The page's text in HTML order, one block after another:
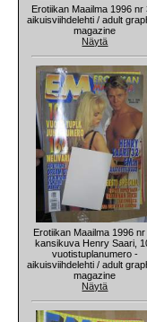
Erotiikan Maailma 1996 nr
aikuisviihdelehti / adult
magazine
Näytä
Erotiikan Maailma 1996 nr
kansikuva Henry Saari,
vuotistuplanumero -
aikuisviihdelehti / adult
magazine
Näytä